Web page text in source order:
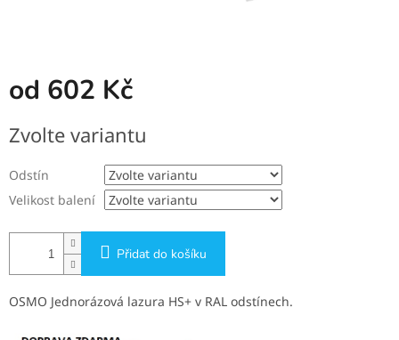
od 602 Kč
cena:
Zvolte variantu
Odstín
Velikost balení
Přidat do košíku
OSMO Jednorázová lazura HS+ v RAL odstínech.